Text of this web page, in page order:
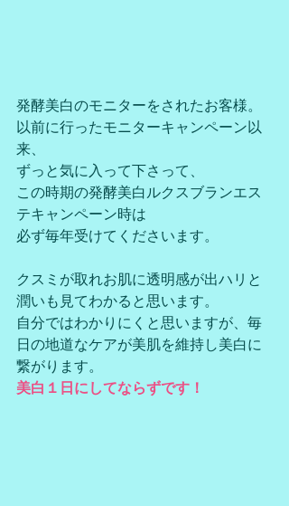
発酵美白のモニターをされたお客様。
以前に行ったモニターキャンペーン以
来、
ずっと気に入って下さって、
この時期の発酵美白ルクスブランエス
テキャンペーン時は
必ず毎年受けてくださいます。
クスミが取れお肌に透明感が出ハリと
潤いも見てわかると思います。
自分ではわかりにくと思いますが、毎
日の地道なケアが美肌を維持し美白に
繋がります。
美白１日にしてならずです！